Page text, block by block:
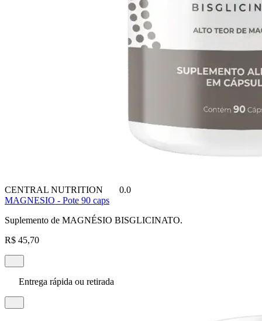
CENTRAL NUTRITION
0.0
MAGNESIO - Pote 90 caps
Suplemento de MAGNÉSIO BISGLICINATO.
R$ 45,70
Entrega rápida ou retirada